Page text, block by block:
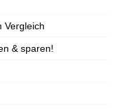
Vergleich
& sparen!